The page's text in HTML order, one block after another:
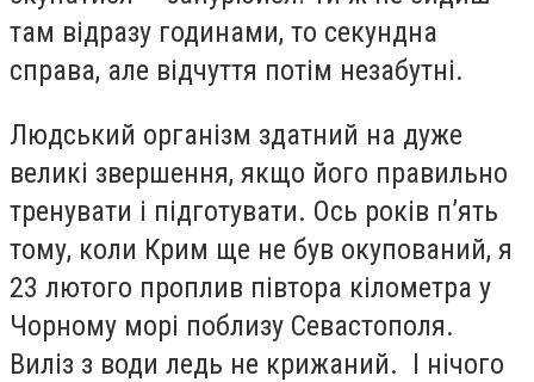
там відразу годинами, то секундна
справа, але відчуття потім незабутні.
Людський організм здатний на дуже
великі звершення, якщо його правильно
тренувати і підготувати. Ось років п’ять
тому, коли Крим ще не був окупований, я
23 лютого проплив півтора кілометра у
Чорному морі поблизу Севастополя.
Виліз з води ледь не крижаний. І нічого